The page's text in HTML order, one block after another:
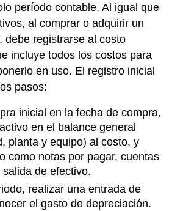
período contable. Al igual que
al comprar o adquirir un
debe registrarse al costo
incluye todos los costos para
en uso. El registro inicial
pasos:
inicial en la fecha de compra,
en el balance general
planta y equipo) al costo, y
como notas por pagar, cuentas
de efectivo.
realizar una entrada de
el gasto de depreciación.